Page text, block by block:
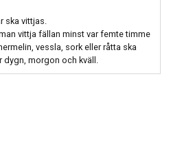
ska vittjas.
vittja fällan minst var femte timme
vessla, sork eller råtta ska
dygn, morgon och kväll.